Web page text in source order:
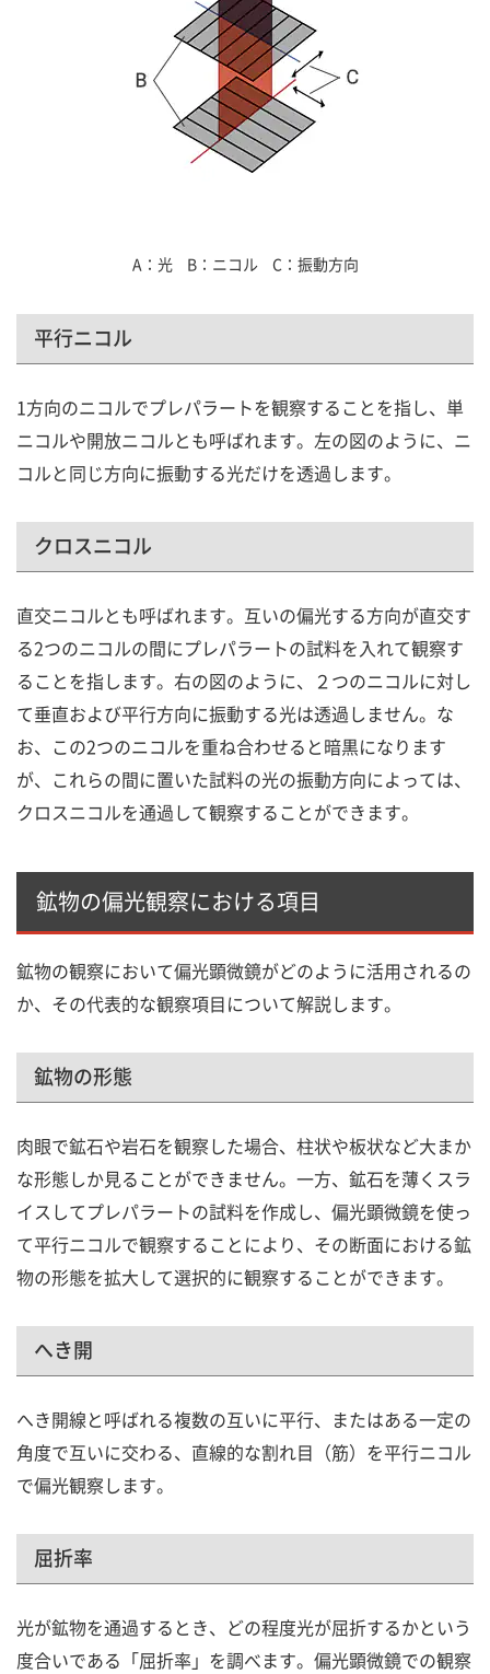
A 光 B ニコル C 振動方向
平行ニコル
1方向のニコルでプレパラートを観察することを指し、単
ニコルや開放ニコルとも呼ばれます。左の図のように、ニ
コルと同じ方向に振動する光だけを透過します。
クロスニコル
直交ニコルとも呼ばれます。互いの偏光する方向が直交す
る2つのニコルの間にプレパラートの試料を入れて観察す
ることを指します。右の図のように、２つのニコルに対し
て垂直および平行方向に振動する光は透過しません。な
お、この2つのニコルを重ね合わせると暗黒になります
が、これらの間に置いた試料の光の振動方向によっては、
クロスニコルを通過して観察することができます。
鉱物の偏光観察における項目
鉱物の観察において偏光顕微鏡がどのように活用されるの
か、その代表的な観察項目について解説します。
鉱物の形態
肉眼で鉱石や岩石を観察した場合、柱状や板状など大まか
な形態しか見ることができません。一方、鉱石を薄くスラ
イスしてプレパラートの試料を作成し、偏光顕微鏡を使っ
て平行ニコルで観察することにより、その断面における鉱
物の形態を拡大して選択的に観察することができます。
へき開
へき開線と呼ばれる複数の互いに平行、またはある一定の
角度で互いに交わる、直線的な割れ目（筋）を平行ニコル
で偏光観察します。
屈折率
光が鉱物を通過するとき、どの程度光が屈折するかという
度合いである「屈折率」を調べます。偏光顕微鏡での観察